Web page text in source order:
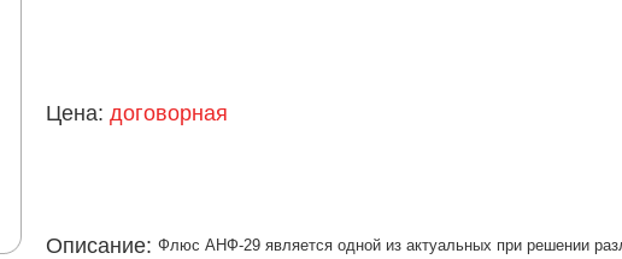
Цена: договорная
Описание: Флюс АНФ-29 является одной из актуальных при решении